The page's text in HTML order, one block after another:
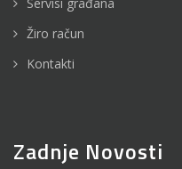
Servisi građana
Žiro račun
Kontakti
Zadnje Novosti